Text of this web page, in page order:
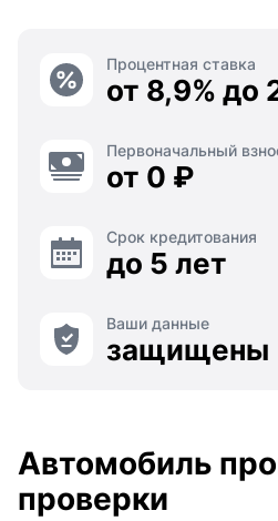
Процентная ставка
от 8,9% до
Первоначальный
от 0 ₽
Срок кредитования
до 5 лет
Ваши данные
защищены
Автомобиль
проверки